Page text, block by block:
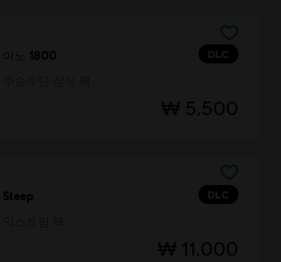
DLC
아노 1800
₩ 5,500
DLC
Steep
₩ 11,000